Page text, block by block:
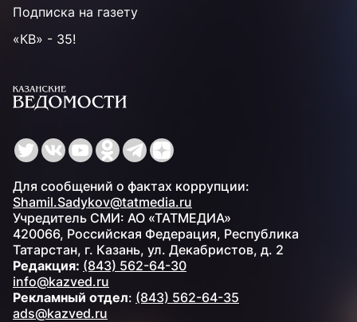
Подписка на газету
«КВ» - 35!
Для сообщений о фактах коррупции:
Shamil.Sadykov@tatmedia.ru
Учредитель СМИ: АО «ТАТМЕДИА»
420066, Российская Федерация, Республика
Татарстан, г. Казань, ул. Декабристов, д. 2
Редакция: (843) 562-64-30
info@kazved.ru
Рекламный отдел: (843) 562-64-35
ads@kazved.ru